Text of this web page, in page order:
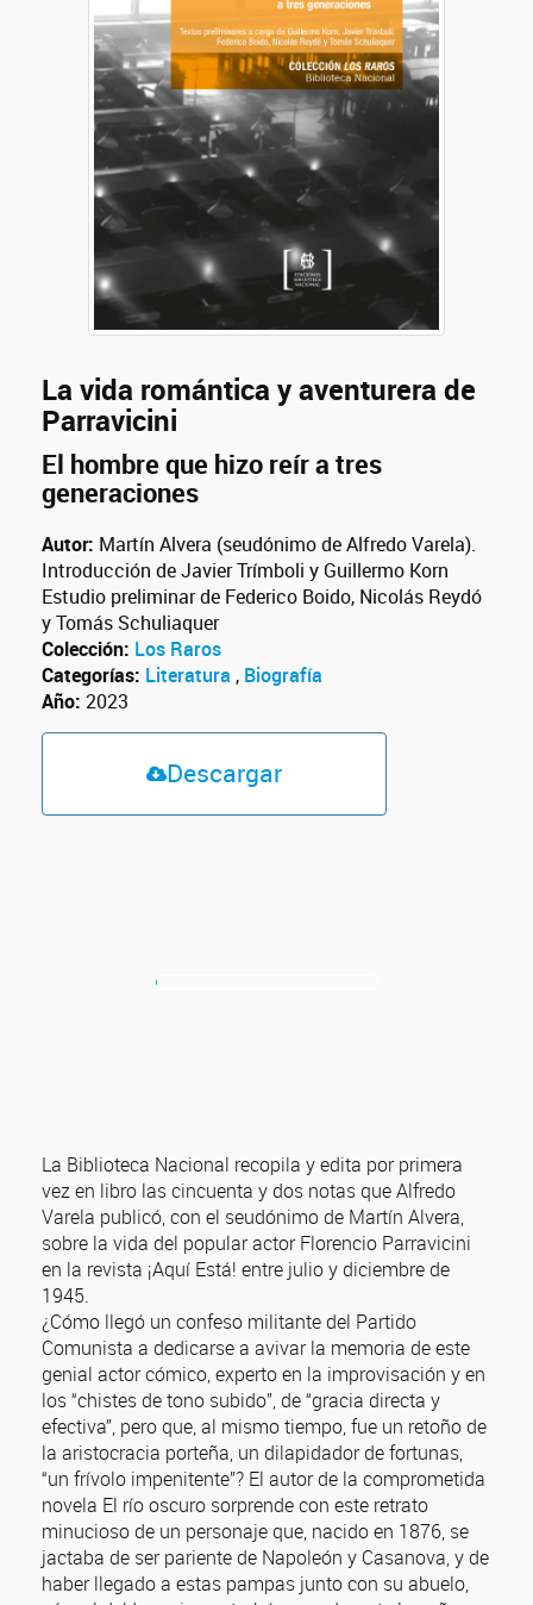
La vida romántica y aventurera de
Parravicini
El hombre que hizo reír a tres
generaciones
Autor: Martín Alvera (seudónimo de Alfredo Varela).
Introducción de Javier Trímboli y Guillermo Korn
Estudio preliminar de Federico Boido, Nicolás Reydó
y Tomás Schuliaquer
Colección: Los Raros
Categorías: Literatura , Biografía
Año: 2023
Descargar
La Biblioteca Nacional recopila y edita por primera
vez en libro las cincuenta y dos notas que Alfredo
Varela publicó, con el seudónimo de Martín Alvera,
sobre la vida del popular actor Florencio Parravicini
en la revista ¡Aquí Está! entre julio y diciembre de
1945.
¿Cómo llegó un confeso militante del Partido
Comunista a dedicarse a avivar la memoria de este
genial actor cómico, experto en la improvisación y en
los “chistes de tono subido”, de “gracia directa y
efectiva”, pero que, al mismo tiempo, fue un retoño de
la aristocracia porteña, un dilapidador de fortunas,
“un frívolo impenitente”? El autor de la comprometida
novela El río oscuro sorprende con este retrato
minucioso de un personaje que, nacido en 1876, se
jactaba de ser pariente de Napoleón y Casanova, y de
haber llegado a estas pampas junto con su abuelo,